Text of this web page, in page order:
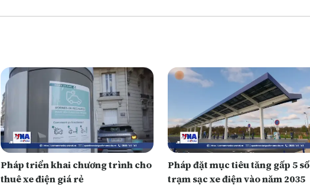
Pháp triển khai chương trình cho
thuê xe điện giá rẻ
Pháp đặt mục tiêu tăng gấp 5 số
trạm sạc xe điện vào năm 2035